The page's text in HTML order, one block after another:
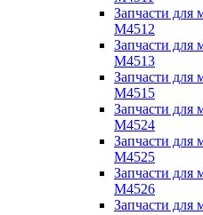
Запчасти для
M4512
Запчасти для
M4513
Запчасти для
M4515
Запчасти для
M4524
Запчасти для
M4525
Запчасти для
M4526
Запчасти для